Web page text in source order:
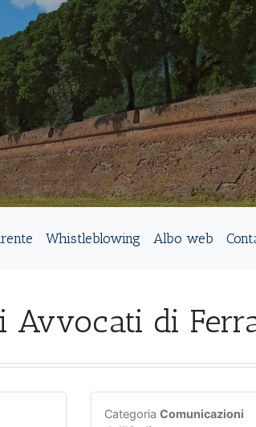
Whistleblowing Albo web
Avvocati di
Categoria Comunicazioni